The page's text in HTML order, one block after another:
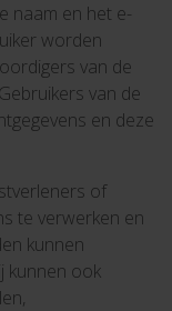
naam en het e-
worden
van de
van de
en deze
of
te verwerken en
kunnen
kunnen ook